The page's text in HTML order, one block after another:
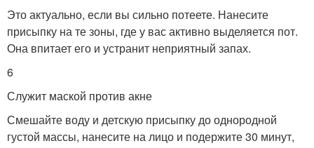
Это актуально, если вы сильно потеете. Нанесите
присыпку на те зоны, где у вас активно выделяется пот.
Она впитает его и устранит неприятный запах.
6
Служит маской против акне
Смешайте воду и детскую присыпку до однородной
густой массы, нанесите на лицо и подержите 30 минут,